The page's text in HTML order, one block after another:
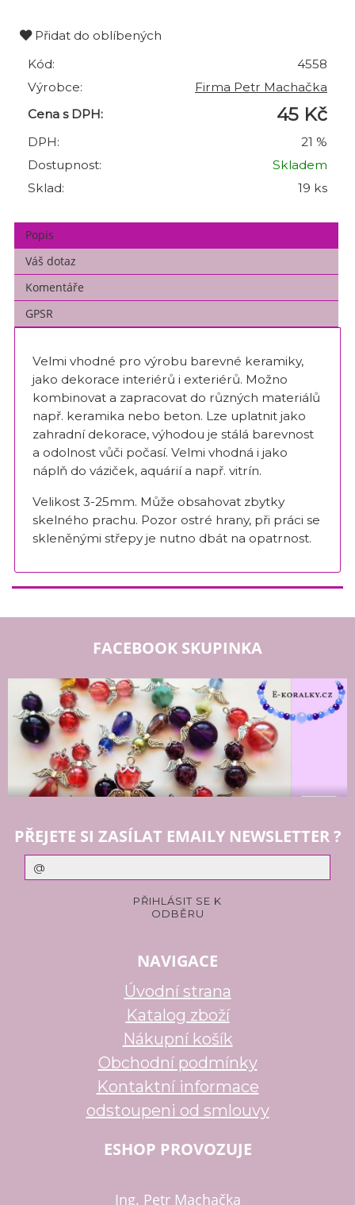
Přidat do oblíbených
Kód:
4558
Výrobce:
Firma Petr Machačka
Cena s DPH:
45 Kč
DPH:
21 %
Dostupnost:
Skladem
Sklad:
19 ks
Popis
Váš dotaz
Komentáře
GPSR
Velmi vhodné pro výrobu barevné keramiky,
jako dekorace interiérů i exteriérů. Možno
kombinovat a zapracovat do různých materiálů
např. keramika nebo beton. Lze uplatnit jako
zahradní dekorace, výhodou je stálá barevnost
a odolnost vůči počasí. Velmi vhodná i jako
náplň do váziček, aquárií a např. vitrín.
Velikost 3-25mm. Může obsahovat zbytky
skelného prachu. Pozor ostré hrany, při práci se
skleněnými střepy je nutno dbát na opatrnost.
FACEBOOK SKUPINKA
PŘEJETE SI ZASÍLAT EMAILY NEWSLETTER ?
NAVIGACE
Úvodní strana
Katalog zboží
Nákupní košík
Obchodní podmínky
Kontaktní informace
odstoupeni od smlouvy
ESHOP PROVOZUJE
Ing. Petr Machačka